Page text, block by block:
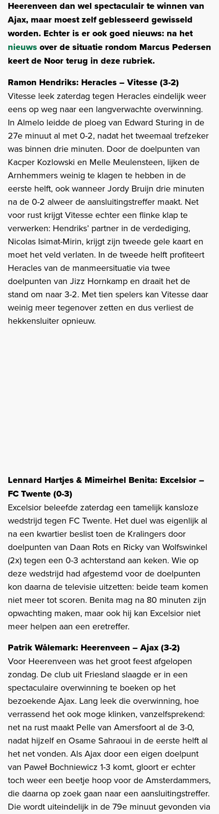
Heerenveen dan wel spectaculair te winnen van
Ajax, maar moest zelf geblesseerd gewisseld
worden. Echter is er ook goed nieuws: na het
nieuwsover de situatie rondom Marcus Pedersen
keert de Noor terug in deze rubriek.
Ramon Hendriks: Heracles – Vitesse (3-2)
Vitesse leek zaterdag tegen Heracles eindelijk weer
eens op weg naar een langverwachte overwinning.
In Almelo leidde de ploeg van Edward Sturing in de
27e minuut al met 0-2, nadat het tweemaal trefzeker
was binnen drie minuten. Door de doelpunten van
Kacper Kozlowski en Melle Meulensteen, lijken de
Arnhemmers weinig te klagen te hebben in de
eerste helft, ook wanneer Jordy Bruijn drie minuten
na de 0-2 alweer de aansluitingstreffer maakt. Net
voor rust krijgt Vitesse echter een flinke klap te
verwerken: Hendriks’ partner in de verdediging,
Nicolas Isimat-Mirin, krijgt zijn tweede gele kaart en
moet het veld verlaten. In de tweede helft profiteert
Heracles van de manmeersituatie via twee
doelpunten van Jizz Hornkamp en draait het de
stand om naar 3-2. Met tien spelers kan Vitesse daar
weinig meer tegenover zetten en dus verliest de
hekkensluiter opnieuw.
Lennard Hartjes & Mimeirhel Benita: Excelsior –
FC Twente (0-3)
Excelsior beleefde zaterdag een tamelijk kansloze
wedstrijd tegen FC Twente. Het duel was eigenlijk al
na een kwartier beslist toen de Kralingers door
doelpunten van Daan Rots en Ricky van Wolfswinkel
(2x) tegen een 0-3 achterstand aan keken. Wie op
deze wedstrijd had afgestemd voor de doelpunten
kon daarna de televisie uitzetten: beide team komen
niet meer tot scoren. Benita mag na 80 minuten zijn
opwachting maken, maar ook hij kan Excelsior niet
meer helpen aan een eretreffer.
Patrik Wålemark: Heerenveen – Ajax (3-2)
Voor Heerenveen was het groot feest afgelopen
zondag. De club uit Friesland slaagde er in een
spectaculaire overwinning te boeken op het
bezoekende Ajax. Lang leek die overwinning, hoe
verrassend het ook moge klinken, vanzelfsprekend:
net na rust maakt Pelle van Amersfoort al de 3-0,
nadat hijzelf en Osame Sahraoui in de eerste helft al
het net vonden. Als Ajax door een eigen doelpunt
van Paweł Bochniewicz 1-3 komt, gloort er echter
toch weer een beetje hoop voor de Amsterdammers,
die daarna op zoek gaan naar een aansluitingstreffer.
Die wordt uiteindelijk in de 79e minuut gevonden via